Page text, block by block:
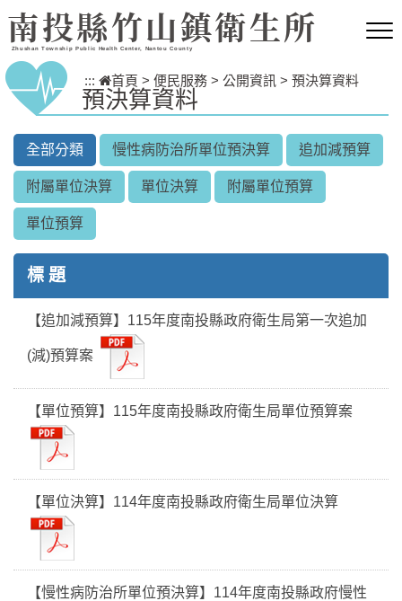
跳到主要內容區塊
南投縣竹山鎮衛生所
Zhushan Township Public Health Center, Nantou County
::: 首頁 > 便民服務 > 公開資訊 > 預決算資料
預決算資料
全部分類 慢性病防治所單位預決算 追加減預算
附屬單位決算 單位決算 附屬單位預算
單位預算
標 題
【追加減預算】115年度南投縣政府衛生局第一次追加
(減)預算案
【單位預算】115年度南投縣政府衛生局單位預算案
【單位決算】114年度南投縣政府衛生局單位決算
【慢性病防治所單位預決算】114年度南投縣政府慢性